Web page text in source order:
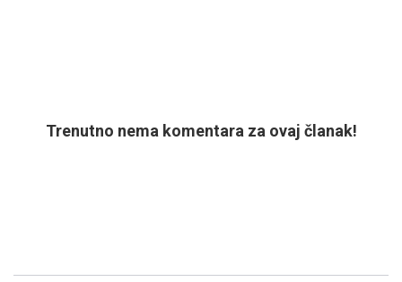
Trenutno nema komentara za ovaj članak!